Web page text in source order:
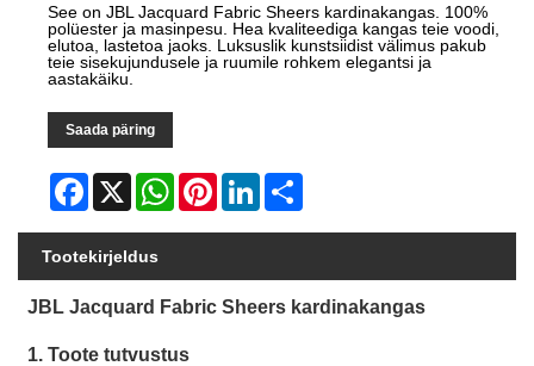
See on JBL Jacquard Fabric Sheers kardinakangas. 100%
polüester ja masinpesu. Hea kvaliteediga kangas teie voodi,
elutoa, lastetoa jaoks. Luksuslik kunstsiidist välimus pakub
teie sisekujundusele ja ruumile rohkem elegantsi ja
aastakäiku.
Saada päring
Facebook
X WhatsAppPinterestLinkedIn
Tootekirjeldus
JBL Jacquard Fabric Sheers kardinakangas
1. Toote tutvustus